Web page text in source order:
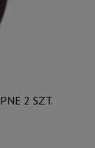
2 SZT.